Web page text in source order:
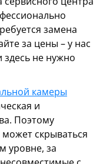
замена
за цены – у нас
не нужно
камеры
и
Поэтому
скрываться
уровне, за